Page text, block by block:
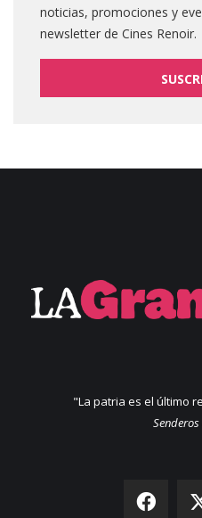
noticias, promociones y
newsletter de Cines Renoir.
"La patria es el último